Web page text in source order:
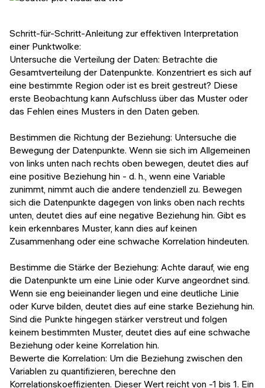
Schritt-für-Schritt-Anleitung zur effektiven Interpretation
einer Punktwolke:
Untersuche die Verteilung der Daten: Betrachte die
Gesamtverteilung der Datenpunkte. Konzentriert es sich auf
eine bestimmte Region oder ist es breit gestreut? Diese
erste Beobachtung kann Aufschluss über das Muster oder
das Fehlen eines Musters in den Daten geben.
Bestimmen die Richtung der Beziehung: Untersuche die
Bewegung der Datenpunkte. Wenn sie sich im Allgemeinen
von links unten nach rechts oben bewegen, deutet dies auf
eine positive Beziehung hin - d. h., wenn eine Variable
zunimmt, nimmt auch die andere tendenziell zu. Bewegen
sich die Datenpunkte dagegen von links oben nach rechts
unten, deutet dies auf eine negative Beziehung hin. Gibt es
kein erkennbares Muster, kann dies auf keinen
Zusammenhang oder eine schwache Korrelation hindeuten.
Bestimme die Stärke der Beziehung: Achte darauf, wie eng
die Datenpunkte um eine Linie oder Kurve angeordnet sind.
Wenn sie eng beieinander liegen und eine deutliche Linie
oder Kurve bilden, deutet dies auf eine starke Beziehung hin.
Sind die Punkte hingegen stärker verstreut und folgen
keinem bestimmten Muster, deutet dies auf eine schwache
Beziehung oder keine Korrelation hin.
Bewerte die Korrelation: Um die Beziehung zwischen den
Variablen zu quantifizieren, berechne den
Korrelationskoeffizienten. Dieser Wert reicht von -1 bis 1. Ein